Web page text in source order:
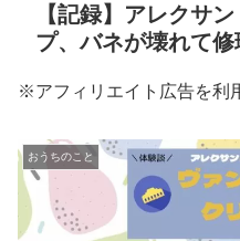
【記録】アレクサ
プ、バネが壊れて
※アフィリエイト広告を利
おうちのこと